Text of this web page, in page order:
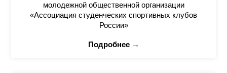
молодежной общественной организации
«Ассоциация студенческих спортивных клубов
России»
Подробнее →